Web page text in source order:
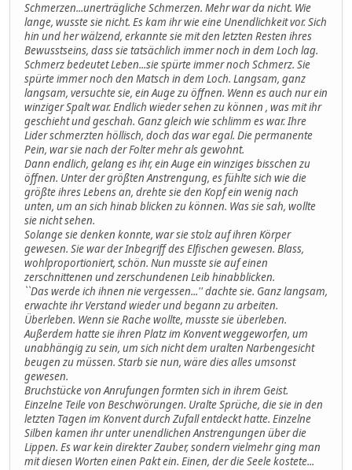
Schmerzen...unerträgliche Schmerzen. Mehr war da nicht. Wie
lange, wusste sie nicht. Es kam ihr wie eine Unendlichkeit vor. Sich
hin und her wälzend, erkannte sie mit den letzten Resten ihres
Bewusstseins, dass sie tatsächlich immer noch in dem Loch lag.
Schmerz bedeutet Leben...sie spürte immer noch Schmerz. Sie
spürte immer noch den Matsch in dem Loch. Langsam, ganz
langsam, versuchte sie, ein Auge zu öffnen. Wenn es auch nur ein
winziger Spalt war. Endlich wieder sehen zu können , was mit ihr
geschieht und geschah. Ganz gleich wie schlimm es war. Ihre
Lider schmerzten höllisch, doch das war egal. Die permanente
Pein, war sie nach der Folter mehr als gewohnt.
Dann endlich, gelang es ihr, ein Auge ein winziges bisschen zu
öffnen. Unter der größten Anstrengung, es fühlte sich wie die
größte ihres Lebens an, drehte sie den Kopf ein wenig nach
unten, um an sich hinab blicken zu können. Was sie sah, wollte
sie nicht sehen.
Solange sie denken konnte, war sie stolz auf ihren Körper
gewesen. Sie war der Inbegriff des Elfischen gewesen. Blass,
wohlproportioniert, schön. Nun musste sie auf einen
zerschnittenen und zerschundenen Leib hinabblicken.
``Das werde ich ihnen nie vergessen...'' dachte sie. Ganz langsam,
erwachte ihr Verstand wieder und begann zu arbeiten.
Überleben. Wenn sie Rache wollte, musste sie überleben.
Außerdem hatte sie ihren Platz im Konvent weggeworfen, um
unabhängig zu sein, um sich nicht dem uralten Narbengesicht
beugen zu müssen. Starb sie nun, wäre dies alles umsonst
gewesen.
Bruchstücke von Anrufungen formten sich in ihrem Geist.
Einzelne Teile von Beschwörungen. Uralte Sprüche, die sie in den
letzten Tagen im Konvent durch Zufall entdeckt hatte. Einzelne
Silben kamen ihr unter unendlichen Anstrengungen über die
Lippen. Es war kein direkter Zauber, sondern vielmehr ging man
mit diesen Worten einen Pakt ein. Einen, der die Seele kostete...